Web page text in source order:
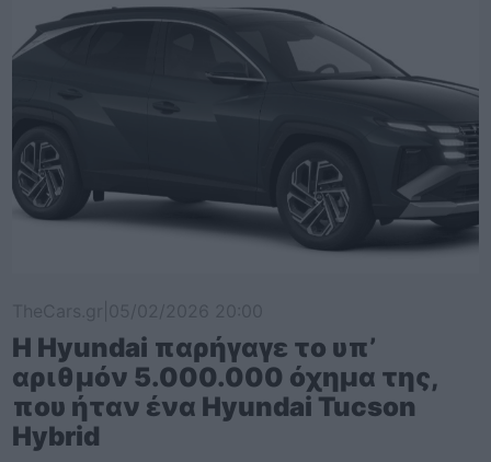
Η Hyundai παρήγαγε το υπ’
αριθμόν 5.000.000 όχημα της,
που ήταν ένα Hyundai Tucson
Hybrid